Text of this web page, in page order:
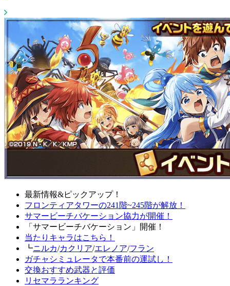
最新情報&ピックアップ！
フロンティアタワーの241階~245階が解放！
サマービーチバケーション協力が開催！
「サマービーチバケーション」開催！
当たりキャラはこちら！
┗ニルカ/カクリア/エレノア/フラン
ガチャシミュレータで本番前の運試し！
交換おすすめ武器と評価
リセマラランキング